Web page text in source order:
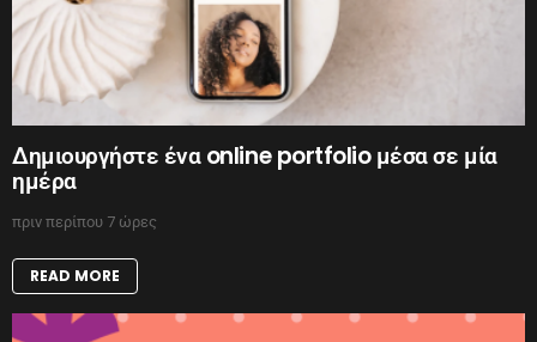
Δημιουργήστε ένα online portfolio μέσα σε μία
ημέρα
πριν περίπου 7 ώρες
READ MORE